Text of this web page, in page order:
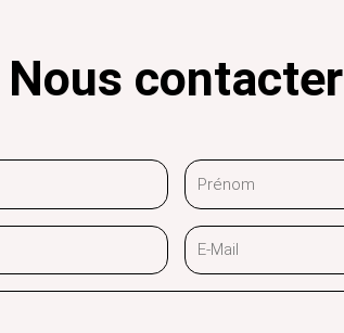
Nous contacter
Prénom
E-
Mail